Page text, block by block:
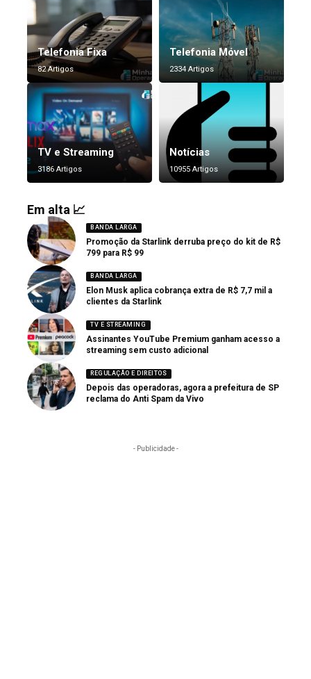
Telefonia Fixa
82 Artigos
Telefonia Móvel
2334 Artigos
TV e Streaming
3186 Artigos
Notícias
10955 Artigos
Em alta 📈
BANDA LARGA
Promoção da Starlink derruba preço do kit de R$
799 para R$ 99
BANDA LARGA
Elon Musk aplica cobrança extra de R$ 7,7 mil a
clientes da Starlink
TV E STREAMING
Assinantes YouTube Premium ganham acesso a
streaming sem custo adicional
REGULAÇÃO E DIREITOS
Depois das operadoras, agora a prefeitura de SP
reclama do Anti Spam da Vivo
- Publicidade -